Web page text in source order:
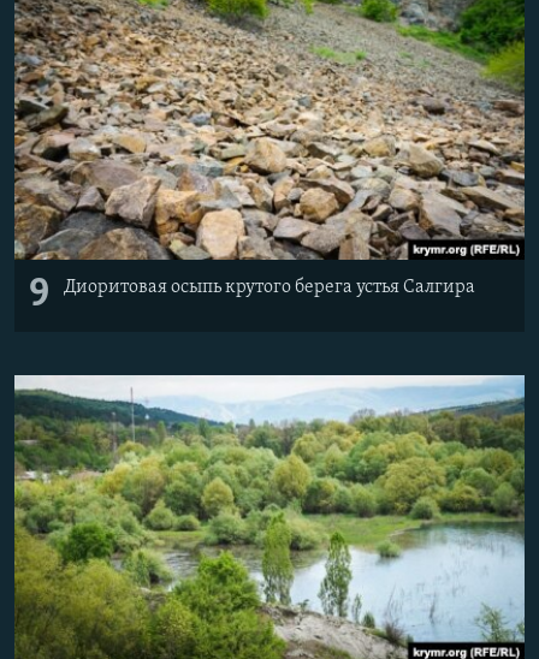
9 Диоритовая осыпь крутого берега устья Салгира